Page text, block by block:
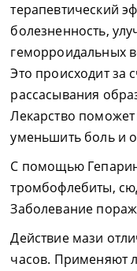
терапевтический
болезненность,
геморроидальных
Это происходит за
рассасывания
Лекарство поможет
уменьшить боль и
С помощью
тромбофлебиты,
Заболевание
Действие мази
часов. Применяют